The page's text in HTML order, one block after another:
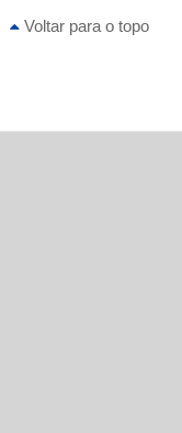
Voltar para o topo